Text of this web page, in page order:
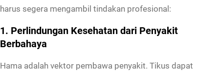
harus segera mengambil tindakan profesional:
1. Perlindungan Kesehatan dari Penyakit
Berbahaya
Hama adalah vektor pembawa penyakit. Tikus dapat